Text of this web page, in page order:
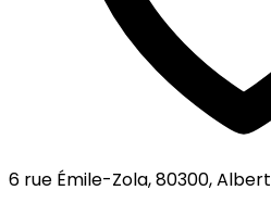
6 rue Émile-Zola, 80300, Albert